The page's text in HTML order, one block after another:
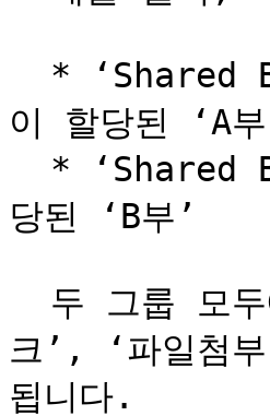
이 할당된 ‘A부
당된 ‘B부’
크’, ‘파일첨
됩니다.